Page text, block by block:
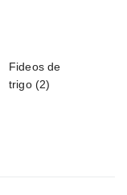
Fideos de
trigo(2)